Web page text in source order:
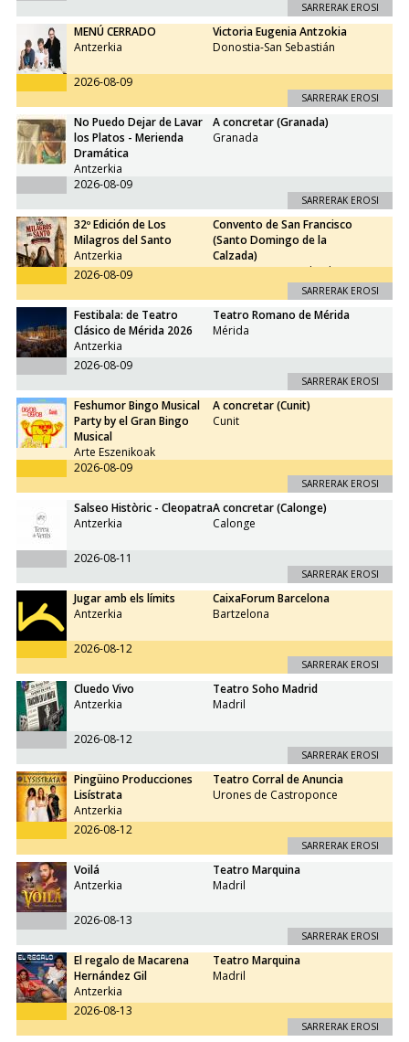
SARRERAK EROSI
MENÚ CERRADO
Antzerkia
Victoria Eugenia Antzokia
Donostia-San Sebastián
2026-08-09
SARRERAK EROSI
No Puedo Dejar de Lavar
los Platos - Merienda
Dramática
Antzerkia
A concretar (Granada)
Granada
2026-08-09
SARRERAK EROSI
32º Edición de Los
Milagros del Santo
Antzerkia
Convento de San Francisco
(Santo Domingo de la
Calzada)
Santo Domingo Calzada
2026-08-09
SARRERAK EROSI
Festibala: de Teatro
Clásico de Mérida 2026
Antzerkia
Teatro Romano de Mérida
Mérida
2026-08-09
SARRERAK EROSI
Feshumor Bingo Musical
Party by el Gran Bingo
Musical
Arte Eszenikoak
A concretar (Cunit)
Cunit
2026-08-09
SARRERAK EROSI
Salseo Històric - Cleopatra
Antzerkia
A concretar (Calonge)
Calonge
2026-08-11
SARRERAK EROSI
Jugar amb els límits
Antzerkia
CaixaForum Barcelona
Bartzelona
2026-08-12
SARRERAK EROSI
Cluedo Vivo
Antzerkia
Teatro Soho Madrid
Madril
2026-08-12
SARRERAK EROSI
Pingüino Producciones
Lisístrata
Antzerkia
Teatro Corral de Anuncia
Urones de Castroponce
2026-08-12
SARRERAK EROSI
Voilá
Antzerkia
Teatro Marquina
Madril
2026-08-13
SARRERAK EROSI
El regalo de Macarena
Hernández Gil
Antzerkia
Teatro Marquina
Madril
2026-08-13
SARRERAK EROSI